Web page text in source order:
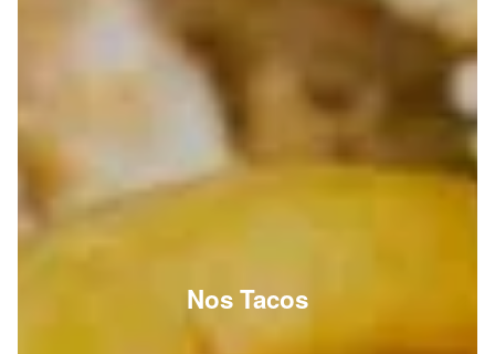
Nos Tacos